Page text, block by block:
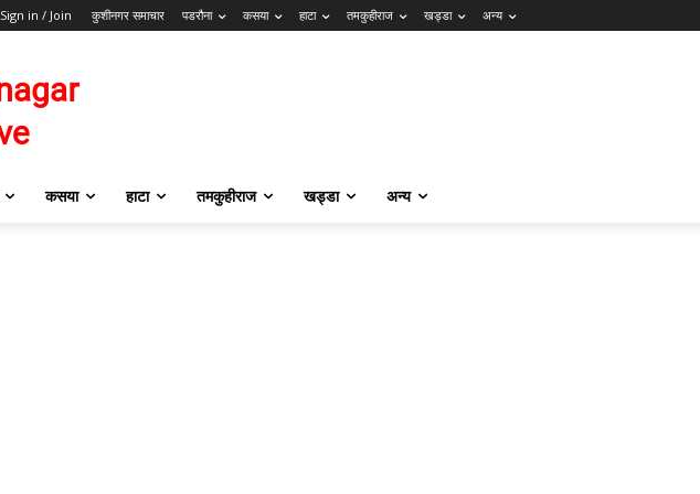
Sign in / Join कुशीनगर समाचार पडरौना कसया हाटा तमकुहीराज खड्डा अन्य
कसया हाटा तमकुहीराज खड्डा अन्य